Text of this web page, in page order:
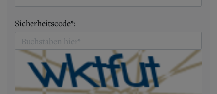
Sicherheitscode*: